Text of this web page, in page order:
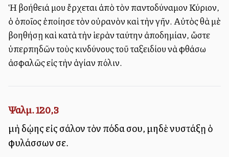
Ἡ βοήθειά μου ἔρχεται ἀπὸ τὸν παντοδύναμον Κύριον,
ὁ ὁποῖος ἐποίησε τὸν οὐρανὸν καὶ τὴν γῆν. Αὐτὸς θὰ μὲ
βοηθήσῃ καὶ κατὰ τὴν ἱερὰν ταύτην ἀποδημίαν, ὥστε
ὑπερπηδῶν τοὺς κινδύνους τοῦ ταξειδίου νὰ φθάσω
ἀσφαλῶς εἰς τὴν ἁγίαν πόλιν.
Ψαλμ. 120,3
μὴ δῴης εἰς σάλον τὸν πόδα σου, μηδὲ νυστάξῃ ὁ
φυλάσσων σε.